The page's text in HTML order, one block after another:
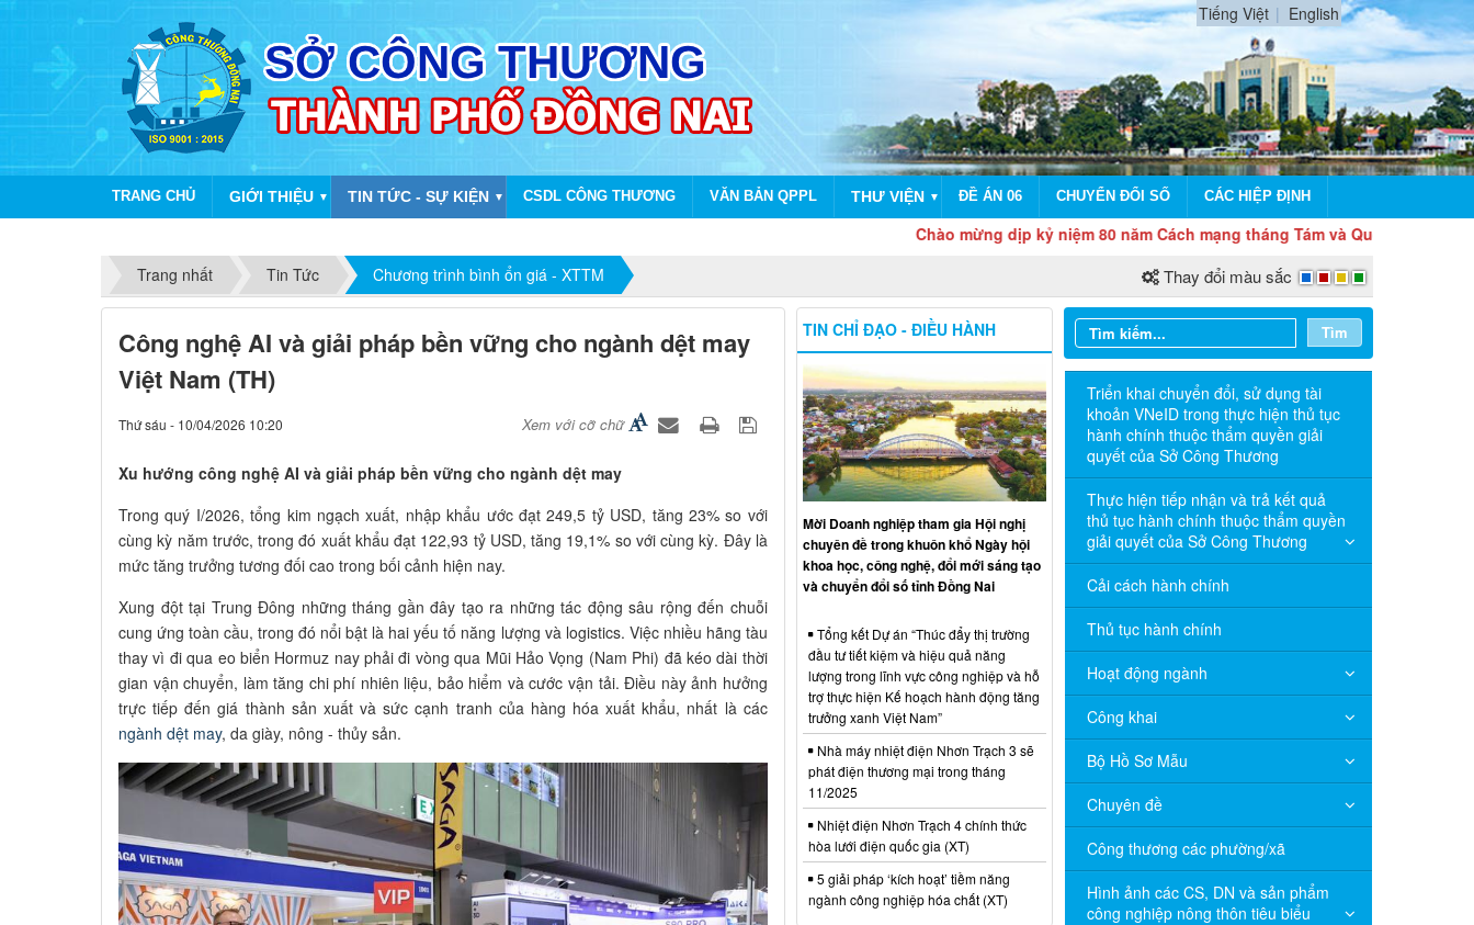
Tiếng Việt English
TRANG CHỦ GIỚI THIỆU ▼ TIN TỨC - SỰ KIỆN ▼ CSDL CÔNG THƯƠNG VĂN BẢN QPPL THƯ VIỆN ▼ ĐỀ ÁN 06 CHUYỂN ĐỔI SỐ CÁC HIỆP ĐỊNH
Chào mừng dịp kỷ niệm 80 năm Cách mạng tháng Tám và Quốc khánh 2/9
Trang nhất
Tin Tức Chương trình bình ổn giá - XTTM Thay đổi màu sắc
Công nghệ AI và giải pháp bền vững cho ngành dệt may
Việt Nam (TH)
Thứ sáu - 10/04/2026 10:20 Xem với cỡ chữ
Xu hướng công nghệ AI và giải pháp bền vững cho ngành dệt may
Trong quý I/2026, tổng kim ngạch xuất, nhập khẩu ước đạt 249,5 tỷ USD, tăng 23% so với
cùng kỳ năm trước, trong đó xuất khẩu đạt 122,93 tỷ USD, tăng 19,1% so với cùng kỳ. Đây là
mức tăng trưởng tương đối cao trong bối cảnh hiện nay.
Xung đột tại Trung Đông những tháng gần đây tạo ra những tác động sâu rộng đến chuỗi
cung ứng toàn cầu, trong đó nổi bật là hai yếu tố năng lượng và logistics. Việc nhiều hãng tàu
thay vì đi qua eo biển Hormuz nay phải đi vòng qua Mũi Hảo Vọng (Nam Phi) đã kéo dài thời
gian vận chuyển, làm tăng chi phí nhiên liệu, bảo hiểm và cước vận tải. Điều này ảnh hưởng
trực tiếp đến giá thành sản xuất và sức cạnh tranh của hàng hóa xuất khẩu, nhất là các
ngành dệt may, da giày, nông - thủy sản.
Tìm
Triển khai chuyển đổi, sử dụng tài
khoản VNeID trong thực hiện thủ tục
hành chính thuộc thẩm quyền giải
quyết của Sở Công Thương
Thực hiện tiếp nhận và trả kết quả
thủ tục hành chính thuộc thẩm quyền
giải quyết của Sở Công Thương
Cải cách hành chính
Thủ tục hành chính
Hoạt động ngành
Công khai
Bộ Hồ Sơ Mẫu
Chuyên đề
Công thương các phường/xã
Hình ảnh các CS, DN và sản phẩm
công nghiệp nông thôn tiêu biểu
TIN CHỈ ĐẠO - ĐIỀU HÀNH
Mời Doanh nghiệp tham gia Hội nghị
chuyên đề trong khuôn khổ Ngày hội
khoa học, công nghệ, đổi mới sáng tạo
và chuyển đổi số tỉnh Đồng Nai
Tổng kết Dự án “Thúc đẩy thị trường
đầu tư tiết kiệm và hiệu quả năng
lượng trong lĩnh vực công nghiệp và hỗ
trợ thực hiện Kế hoạch hành động tăng
trưởng xanh Việt Nam”
Nhà máy nhiệt điện Nhơn Trạch 3 sẽ
phát điện thương mại trong tháng
11/2025
Nhiệt điện Nhơn Trạch 4 chính thức
hòa lưới điện quốc gia (XT)
5 giải pháp ‘kích hoạt’ tiềm năng
ngành công nghiệp hóa chất (XT)